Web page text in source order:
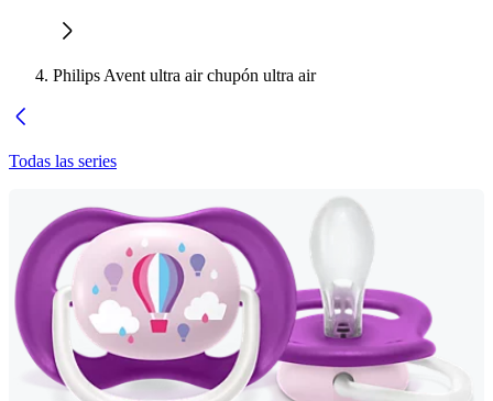
Philips Avent ultra air chupón ultra air
Todas las series